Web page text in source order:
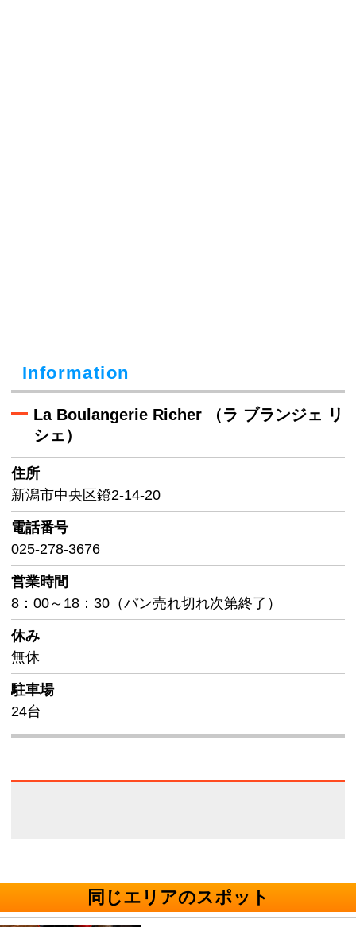
Information
La Boulangerie Richer （ラ ブランジェ リ
シェ）
住所
新潟市中央区鐙2-14-20
電話番号
025-278-3676
営業時間
8：00～18：30（パン売れ切れ次第終了）
休み
無休
駐車場
24台
同じエリアのスポット